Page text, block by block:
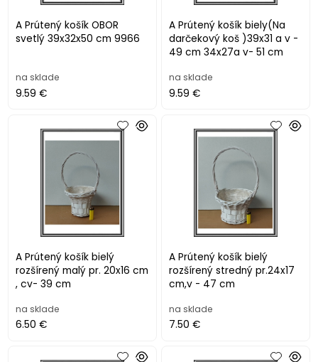
A Prútený košík OBOR
svetlý 39x32x50 cm 9966
na sklade
9.59 €
A Prútený košík biely(Na
darčekový koš )39x31 a v -
49 cm 34x27a v- 51 cm
na sklade
9.59 €
A Prútený košík bielý
rozšírený malý pr. 20x16 cm
, cv- 39 cm
na sklade
6.50 €
A Prútený košík bielý
rozšírený stredný pr.24x17
cm,v - 47 cm
na sklade
7.50 €